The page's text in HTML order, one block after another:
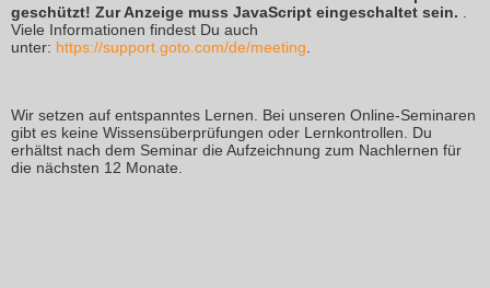
geschützt! Zur Anzeige muss JavaScript eingeschaltet sein. .
Viele Informationen findest Du auch
unter: https://support.goto.com/de/meeting.
Wir setzen auf entspanntes Lernen. Bei unseren Online-Seminaren
gibt es keine Wissensüberprüfungen oder Lernkontrollen. Du
erhältst nach dem Seminar die Aufzeichnung zum Nachlernen für
die nächsten 12 Monate.